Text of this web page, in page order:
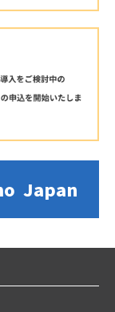
Japan